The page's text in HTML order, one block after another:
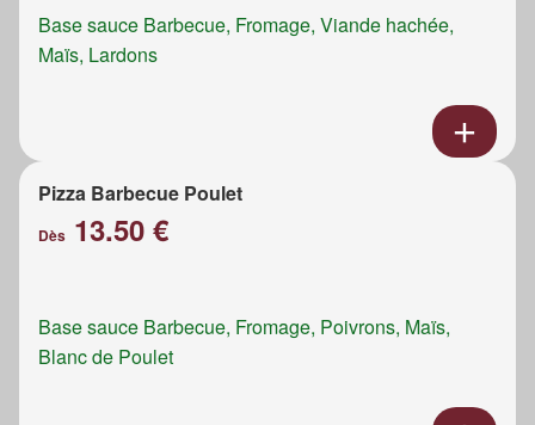
Base sauce Barbecue, Fromage, Viande hachée,
Maïs, Lardons
Pizza Barbecue Poulet
Dès 13.50 €
Base sauce Barbecue, Fromage, Poivrons, Maïs,
Blanc de Poulet